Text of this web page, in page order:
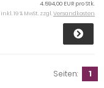
4.594,00 EUR pro Stk.
inkl. 19 % MwSt. zzgl.Versandkosten
Seiten: 1